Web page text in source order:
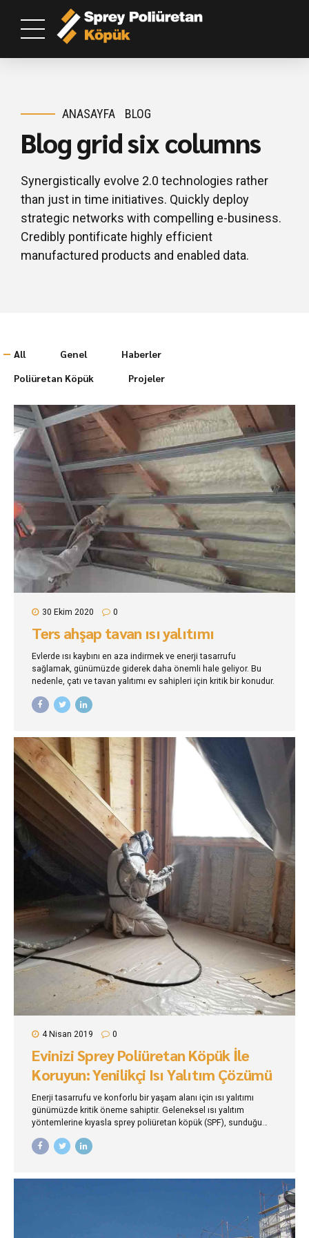
ANASAYFA BLOG
Blog grid six columns
Synergistically evolve 2.0 technologies rather
than just in time initiatives. Quickly deploy
strategic networks with compelling e-business.
Credibly pontificate highly efficient
manufactured products and enabled data.
All Genel
Haberler
Poliüretan Köpük
Projeler
30 Ekim 2020 0
Ters ahşap tavan ısı yalıtımı
Evlerde ısı kaybını en aza indirmek ve enerji tasarrufu
sağlamak, günümüzde giderek daha önemli hale geliyor. Bu
nedenle, çatı ve tavan yalıtımı ev sahipleri için kritik bir konudur.
4 Nisan 2019 0
Evinizi Sprey Poliüretan Köpük İle
Koruyun: Yenilikçi Isı Yalıtım Çözümü
Enerji tasarrufu ve konforlu bir yaşam alanı için ısı yalıtımı
günümüzde kritik öneme sahiptir. Geleneksel ısı yalıtım
yöntemlerine kıyasla sprey poliüretan köpük (SPF), sunduğu